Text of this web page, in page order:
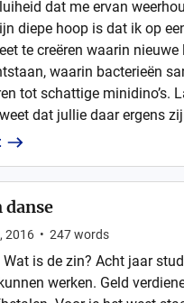
dat me ervan
diepe hoop is dat ik op
te creëren waarin nieuwe
waarin bacterieën
tot schattige minidino’s.
dat jullie daar ergens
danse
2016 • 247words
Wat is de zin? Acht jaar
werken. Geld